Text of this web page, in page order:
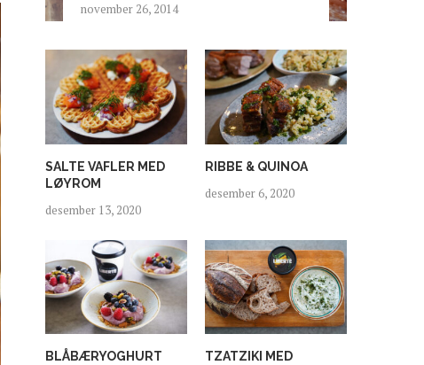
november 26, 2014
SALTE VAFLER MED
LØYROM
desember 13, 2020
RIBBE & QUINOA
desember 6, 2020
BLÅBÆRYOGHURT
TZATZIKI MED